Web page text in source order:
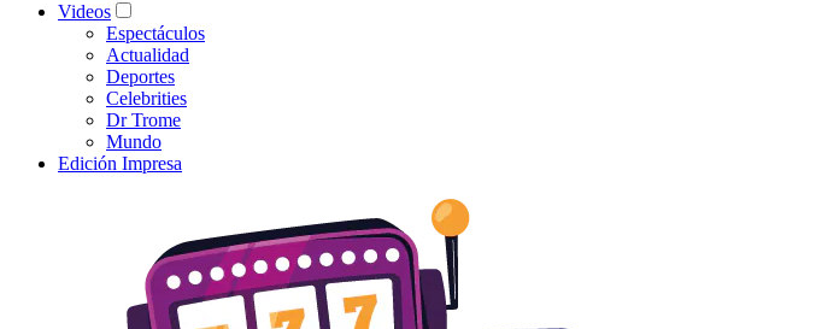
Videos
Espectáculos
Actualidad
Deportes
Celebrities
Dr Trome
Mundo
Edición Impresa